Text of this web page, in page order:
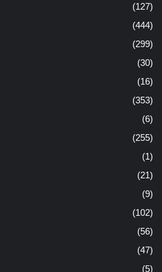
(127)
(444)
(299)
(30)
(16)
(353)
(6)
(255)
(1)
(21)
(9)
(102)
(56)
(47)
(5)